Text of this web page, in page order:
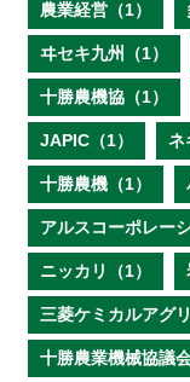
農業経営（1）
ヰセキ九州（1）
十勝農機協（1）
JAPIC（1） ネ
十勝農機（1）
アルスコーポレー
ニッカリ（1）
三菱ケミカルアグ
十勝農業機械協議会